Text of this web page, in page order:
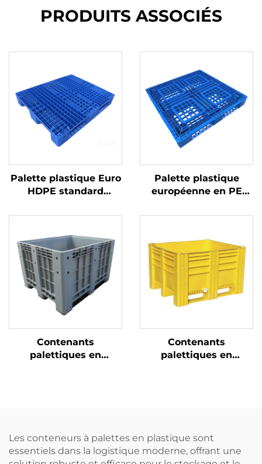
PRODUITS ASSOCIÉS
Palette plastique Euro
HDPE standard
1210 à grille, pour
transport
Palette plastique
européenne en PE
1010 Sichuan, pour
carboné et rotation
export jetable
Contenants
palettiques en
Contenants
palettiques en
Les conteneurs à palettes en plastique sont
essentiels dans la logistique moderne, offrant une